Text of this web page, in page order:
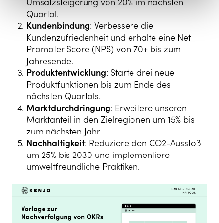
Umsatzsteigerung von 20% im nächsten
Quartal.
Kundenbindung: Verbessere die
Kundenzufriedenheit und erhalte eine Net
Promoter Score (NPS) von 70+ bis zum
Jahresende.
Produktentwicklung: Starte drei neue
Produktfunktionen bis zum Ende des
nächsten Quartals.
Marktdurchdringung: Erweitere unseren
Marktanteil in den Zielregionen um 15% bis
zum nächsten Jahr.
Nachhaltigkeit: Reduziere den CO2-Ausstoß
um 25% bis 2030 und implementiere
umweltfreundliche Praktiken.